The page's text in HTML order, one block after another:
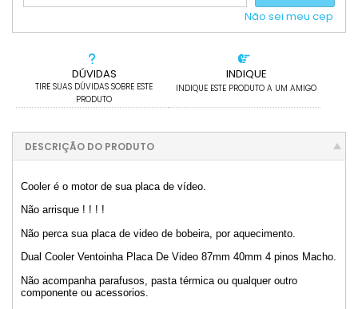
DÚVIDAS
TIRE SUAS DÚVIDAS SOBRE ESTE
PRODUTO
INDIQUE
INDIQUE ESTE PRODUTO A UM AMIGO
Não sei meu cep
DESCRIÇÃO DO PRODUTO
Cooler é o motor de sua placa de vídeo.
Não arrisque ! ! ! !
Não perca sua placa de video de bobeira, por aquecimento.
Dual Cooler Ventoinha Placa De Video 87mm 40mm 4 pinos Macho.
Não acompanha parafusos, pasta térmica ou qualquer outro
componente ou acessorios.